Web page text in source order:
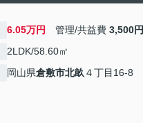
6.05万円 管理/共益費 3,500円
2LDK/58.60㎡
岡山県倉敷市北畝 ４丁目16-8